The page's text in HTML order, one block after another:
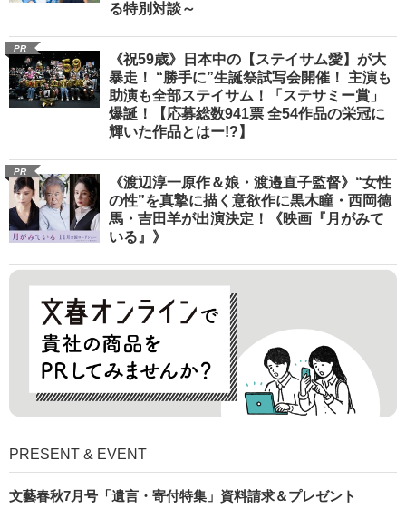
る特別対談～
PR
《祝59歳》日本中の【ステイサム愛】が大
暴走！ “勝手に”生誕祭試写会開催！ 主演も
助演も全部ステイサム！「ステサミー賞」
爆誕！【応募総数941票 全54作品の栄冠に
輝いた作品とはー!?】
PR
《渡辺淳一原作＆娘・渡邉直子監督》“女性
の性”を真摯に描く意欲作に黒木瞳・西岡德
馬・吉田羊が出演決定！《映画『月がみて
いる』》
PRESENT & EVENT
文藝春秋7月号「遺言・寄付特集」資料請求＆プレゼント